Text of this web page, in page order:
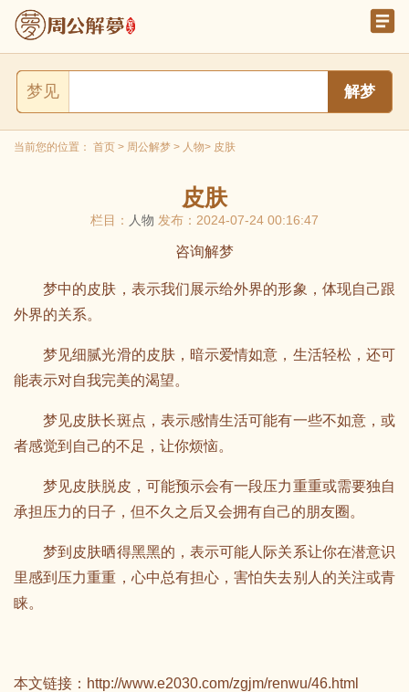
梦见
当前您的位置： 首页 > 周公解梦 > 人物> 皮肤
皮肤
栏目： 人物 发布：2024-07-24 00:16:47
咨询解梦
梦中的皮肤，表示我们展示给外界的形象，体现自己跟
外界的关系。
梦见细腻光滑的皮肤，暗示爱情如意，生活轻松，还可
能表示对自我完美的渴望。
梦见皮肤长斑点，表示感情生活可能有一些不如意，或
者感觉到自己的不足，让你烦恼。
梦见皮肤脱皮，可能预示会有一段压力重重或需要独自
承担压力的日子，但不久之后又会拥有自己的朋友圈。
梦到皮肤晒得黑黑的，表示可能人际关系让你在潜意识
里感到压力重重，心中总有担心，害怕失去别人的关注或青
睐。
本文链接： http://www.e2030.com/zgjm/renwu/46.html